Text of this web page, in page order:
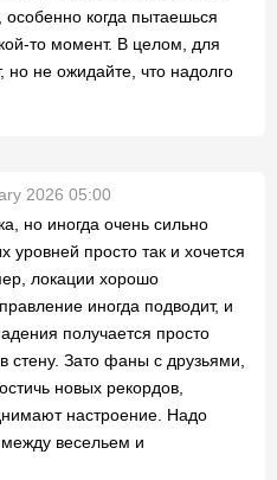
когда пытаешься
то момент. В целом, для
но не ожидайте, что надолго
2026 05:00
но иногда очень сильно
уровней просто так и хочется
локации хорошо
иногда подводит, и
получается просто
стену. Зато фаны с друзьями,
новых рекордов,
настроение. Надо
весельем и